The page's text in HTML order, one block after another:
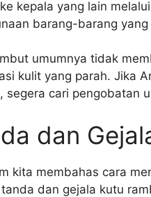
kepala yang lain
barang-barang
umumnya tidak
kulit yang parah. Jika
segera cari pengobatan
dan
kita membahas cara
dan gejala kutu